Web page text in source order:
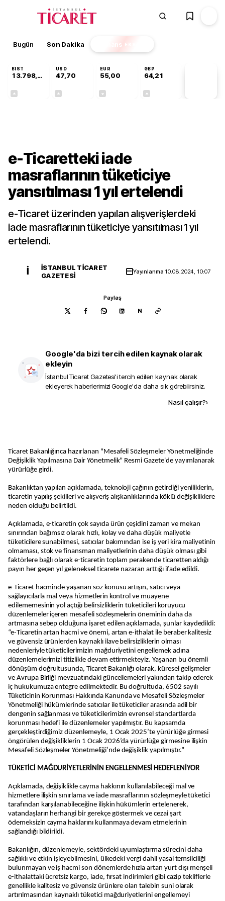
Bugün Son Dakika Finans EKSTRA
BIST
13.798,82
USD
47,70
EUR
55,00
GBP
64,21
e-Ticaretteki iade
masraflarının tüketiciye
yansıtılması 1 yıl ertelendi
e-Ticaret üzerinden yapılan alışverişlerdeki
iade masraflarının tüketiciye yansıtılması 1 yıl
ertelendi.
İ
İSTANBUL TICARET
GAZETESI
Yayınlanma 10.08.2024, 10:07
Paylaş
N
Google'da bizi tercih edilen kaynak olarak
ekleyin
İstanbul Ticaret Gazetesi'i tercih edilen kaynak olarak
ekleyerek haberlerimizi Google'da daha sık görebilirsiniz.
Nasıl çalışır?›
Ticaret Bakanlığınca hazırlanan "Mesafeli Sözleşmeler Yönetmeliğinde
Değişiklik Yapılmasına Dair Yönetmelik" Resmi Gazete'de yayımlanarak
yürürlüğe girdi.
Bakanlıktan yapılan açıklamada, teknoloji çağının getirdiği yeniliklerin,
ticaretin yapılış şekilleri ve alışveriş alışkanlıklarında köklü değişikliklere
neden olduğu belirtildi.
Açıklamada, e-ticaretin çok sayıda ürün çeşidini zaman ve mekan
sınırından bağımsız olarak hızlı, kolay ve daha düşük maliyetle
tüketicilere sunabilmesi, satıcılar bakımından ise iş yeri kira maliyetinin
olmaması, stok ve finansman maliyetlerinin daha düşük olması gibi
faktörlere bağlı olarak e-ticaretin toplam perakende ticaretten aldığı
payın her geçen yıl geleneksel ticarete nazaran arttığı ifade edildi.
e-Ticaret hacminde yaşanan söz konusu artışın, satıcı veya
sağlayıcılarla mal veya hizmetlerin kontrol ve muayene
edilememesinin yol açtığı belirsizliklerin tüketicileri koruyucu
düzenlemeler içeren mesafeli sözleşmelerin öneminin daha da
artmasına sebep olduğuna işaret edilen açıklamada, şunlar kaydedildi:
“e-Ticaretin artan hacmi ve önemi, artan e-ithalat ile beraber kalitesiz
ve güvensiz ürünlerden kaynaklı ilave belirsizliklerin olması
nedenleriyle tüketicilerimizin mağduriyetini engellemek adına
düzenlemelerimizi titizlikle devam ettirmekteyiz. Yaşanan bu önemli
dönüşüm doğrultusunda, Ticaret Bakanlığı olarak, küresel gelişmeler
ve Avrupa Birliği mevzuatındaki güncellemeleri yakından takip ederek
iç hukukumuza entegre edilmektedir. Bu doğrultuda, 6502 sayılı
Tüketicinin Korunması Hakkında Kanunda ve Mesafeli Sözleşmeler
Yönetmeliği hükümlerinde satıcılar ile tüketiciler arasında adil bir
dengenin sağlanması ve tüketicilerimizin evrensel standartlarda
korunması hedefi ile düzenlemeler yapılmıştır. Bu kapsamda
gerçekleştirdiğimiz düzenlemeyle, 1 Ocak 2025’te yürürlüğe girmesi
öngörülen değişikliklerin 1 Ocak 2026’da yürürlüğe girmesine ilişkin
Mesafeli Sözleşmeler Yönetmeliği’nde değişiklik yapılmıştır.”
TÜKETİCİ MAĞDURİYETLERİNİN ENGELLENMESİ HEDEFLENİYOR
Açıklamada, değişiklikle cayma hakkının kullanılabileceği mal ve
hizmetlere ilişkin sınırlama ve iade masraflarının sözleşmeyle tüketici
tarafından karşılanabileceğine ilişkin hükümlerin ertelenerek,
vatandaşların herhangi bir gerekçe göstermek ve cezai şart
ödemeksizin cayma haklarını kullanmaya devam etmelerinin
sağlandığı bildirildi.
Bakanlığın, düzenlemeyle, sektördeki uyumlaştırma sürecini daha
sağlıklı ve etkin işleyebilmesini, ülkedeki vergi dahil yasal temsilciliği
bulunmayan ve iş hacmi son dönemlerde hızla artan yurt dışı menşeli
e-ithalattaki ücretsiz kargo, iade, fırsat indirimleri gibi cazip tekliflerle
genellikle kalitesiz ve güvensiz ürünlere olan talebin suni olarak
artırılmasından kaynaklı tüketici mağduriyetlerini engellemeyi